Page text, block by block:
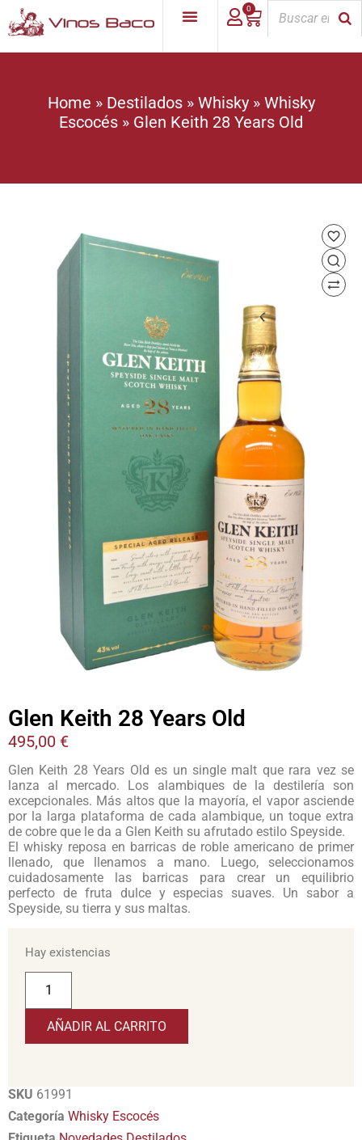
0
Home » Destilados» Whisky» Whisky
Escocés » Glen Keith 28 Years Old
Glen Keith 28 Years Old
495,00 €
Glen Keith 28 Years Old es un single malt que rara vez se
lanza al mercado. Los alambiques de la destilería son
excepcionales. Más altos que la mayoría, el vapor asciende
por la larga plataforma de cada alambique, un toque extra
de cobre que le da a Glen Keith su afrutado estilo Speyside.
El whisky reposa en barricas de roble americano de primer
llenado, que llenamos a mano. Luego, seleccionamos
cuidadosamente las barricas para crear un equilibrio
perfecto de fruta dulce y especias suaves. Un sabor a
Speyside, su tierra y sus maltas.
Hay existencias
AÑADIR AL CARRITO
SKU 61991
Categoría Whisky Escocés